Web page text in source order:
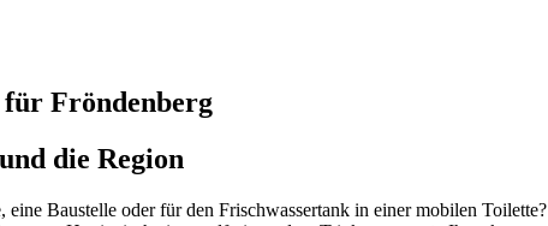
Fröndenberg
die Region
eine Baustelle oder für den Frischwassertank in einer mobilen